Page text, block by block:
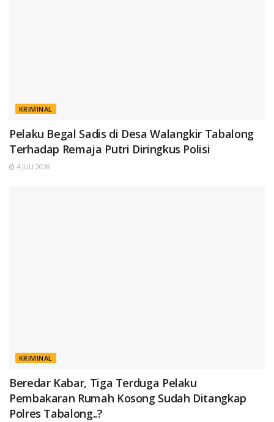
KRIMINAL
Pelaku Begal Sadis di Desa Walangkir Tabalong
Terhadap Remaja Putri Diringkus Polisi
4 JULI 2026
KRIMINAL
Beredar Kabar, Tiga Terduga Pelaku
Pembakaran Rumah Kosong Sudah Ditangkap
Polres Tabalong..?